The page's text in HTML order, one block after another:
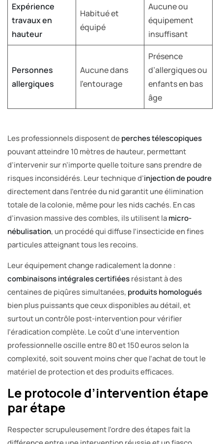
Expérience
travaux en
hauteur
Habitué et
équipé
Aucune ou
équipement
insuffisant
Personnes
allergiques
Aucune dans
l’entourage
Présence
d’allergiques ou
enfants en bas
âge
Les professionnels disposent deperches télescopiques
pouvant atteindre 10 mètres de hauteur, permettant
d’intervenir sur n’importe quelle toiture sans prendre de
risques inconsidérés. Leur technique d’injection de poudre
directement dans l’entrée du nid garantit une élimination
totale de la colonie, même pour les nids cachés. En cas
d’invasion massive des combles, ils utilisent lamicro-
nébulisation, un procédé qui diffuse l’insecticide en fines
particules atteignant tous les recoins.
Leur équipement change radicalement la donne :
combinaisons intégrales certifiéesrésistant à des
centaines de piqûres simultanées, produits homologués
bien plus puissants que ceux disponibles au détail, et
surtout un contrôle post-intervention pour vérifier
l’éradication complète. Le coût d’une intervention
professionnelle oscille entre 80 et 150 euros selon la
complexité, soit souvent moins cher que l’achat de tout le
matériel de protection et des produits efficaces.
Le protocole d’intervention étape
par étape
Respecter scrupuleusement l’ordre des étapes fait la